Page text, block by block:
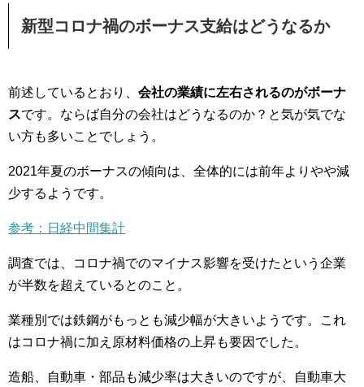
新型コロナ禍のボーナス支給はどうなるか
前述しているとおり、 会社の業績に左右されるのがボーナ
スです。ならば自分の会社はどうなるのか？と気が気でな
い方も多いことでしょう。
2021年夏のボーナスの傾向は、全体的には前年よりやや減
少するようです。
参考：日経中間集計
調査では、コロナ禍でのマイナス影響を受けたという企業
が半数を超えているとのこと。
業種別では鉄鋼がもっとも減少幅が大きいようです。これ
はコロナ禍に加え原材料価格の上昇も要因でした。
造船、自動車・部品も減少率は大きいのですが、自動車大